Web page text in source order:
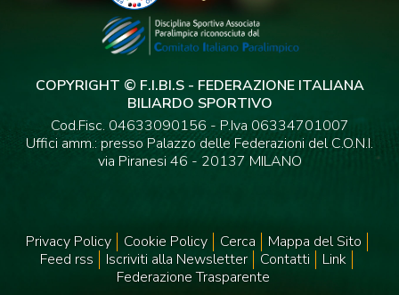
COPYRIGHT © F.I.BI.S - FEDERAZIONE ITALIANA
BILIARDO SPORTIVO
Cod.Fisc. 04633090156 - P.Iva 06334701007
Uffici amm.: presso Palazzo delle Federazioni del C.O.N.I.
via Piranesi 46 - 20137 MILANO
Privacy Policy Cookie Policy Cerca
Mappa del Sito
Feed rss
Iscriviti alla Newsletter Contatti
Link
Federazione Trasparente